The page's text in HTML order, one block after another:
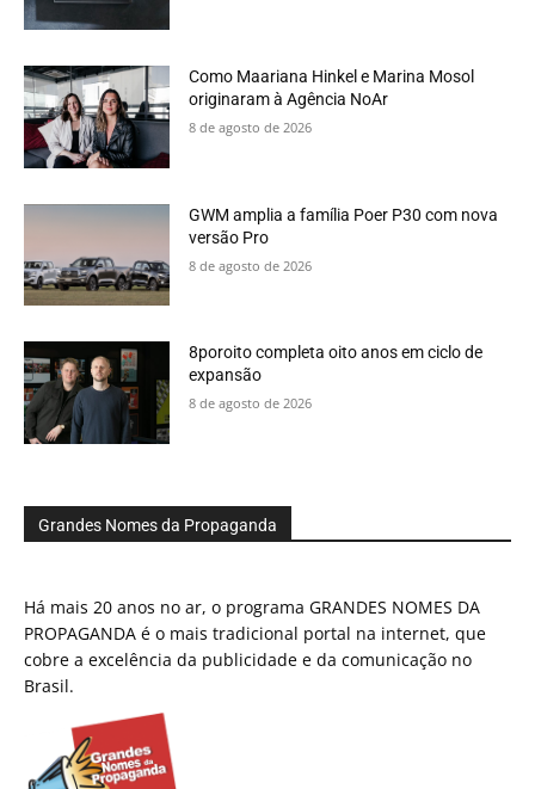
Como Maariana Hinkel e Marina Mosol
originaram à Agência NoAr
8 de agosto de 2026
GWM amplia a família Poer P30 com nova
versão Pro
8 de agosto de 2026
8poroito completa oito anos em ciclo de
expansão
8 de agosto de 2026
Grandes Nomes da Propaganda
Há mais 20 anos no ar, o programa GRANDES NOMES DA
PROPAGANDA é o mais tradicional portal na internet, que
cobre a excelência da publicidade e da comunicação no
Brasil.